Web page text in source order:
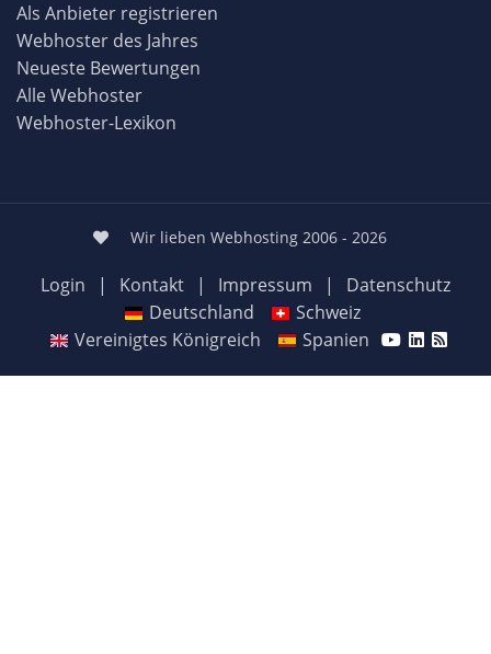
Als Anbieter registrieren
Webhoster des Jahres
Neueste Bewertungen
Alle Webhoster
Webhoster-Lexikon
Wir lieben Webhosting 2006 - 2026
Login | Kontakt | Impressum |
Datenschutz
Deutschland
Schweiz
Vereinigtes Königreich
Spanien